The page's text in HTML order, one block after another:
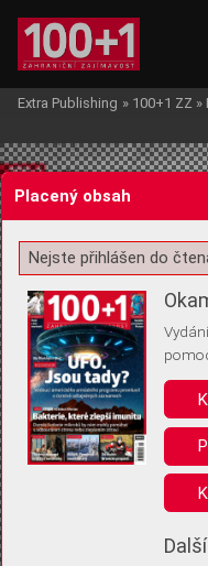
Žádost o souhlas s
Pro základní fungování
(tzv. cookies apod.). Rádi
uložením volitelných
Anonymní unikátní ID
Díky němu příště poznáme,
Identifikátor je zcela
Extra Publishing » 100+1 ZZ »
Placený obsah
Nejste přihlášen do